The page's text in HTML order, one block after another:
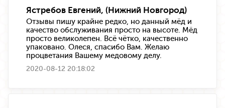
Ястребов Евгений, (Нижний Новгород)
Отзывы пишу крайне редко, но данный мёд и
качество обслуживания просто на высоте. Мёд
просто великолепен. Всё чётко, качественно
упаковано. Олеся, спасибо Вам. Желаю
процветания Вашему медовому делу.
2020-08-12 20:18:02